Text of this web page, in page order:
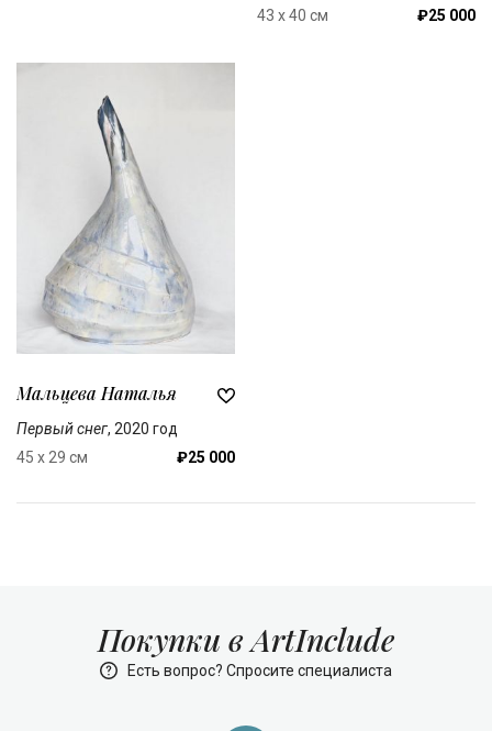
43 x 40 см
₽25 000
Мальцева Наталья
Первый снег, 2020 год
45 x 29 см
₽25 000
Покупки в ArtInclude
Есть вопрос? Спросите специалиста